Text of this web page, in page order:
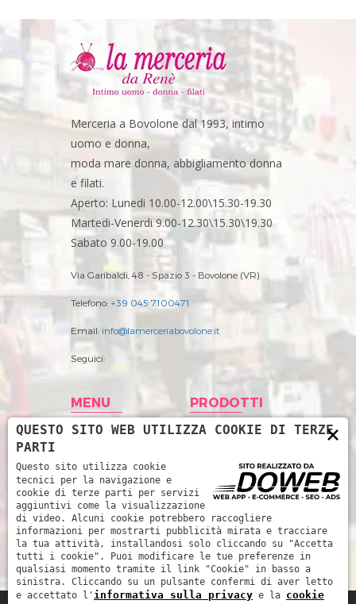
Merceria a Bovolone dal 1993, intimo
uomo e donna,
moda mare donna, abbigliamento donna
e filati.
Aperto: Lunedi 10.00-12.00\15.30-19.30
Martedi-Venerdi 9.00-12.30\15.30\19.30
Sabato 9.00-19.00
Via Garibaldi, 48 - Spazio 3 - Bovolone (VR)
Telefono: +39 045 7100471
Email: info@lamerceriabovolone.it
Seguici:
MENU
Home
Storia
Prodotti
News
Contatti
PRODOTTI
Abbigliamento
Accessori merceria
Filati
Intimo Donna
Intimo uomo
Mare
×
QUESTO SITO WEB UTILIZZA COOKIE DI TERZE
PARTI
Questo sito utilizza cookie
tecnici per la navigazione e
cookie di terze parti per servizi
aggiuntivi come la visualizzazione
di video. Alcuni cookie potrebbero raccogliere
informazioni per mostrarti pubblicità mirata e tracciare
la tua attività, installandosi solo cliccando su "Accetta
tutti i cookie". Puoi modificare le tue preferenze in
qualsiasi momento tramite il link "Cookie" in basso a
sinistra. Cliccando su un pulsante confermi di aver letto
e accettato l' informativa sulla privacy e la cookie